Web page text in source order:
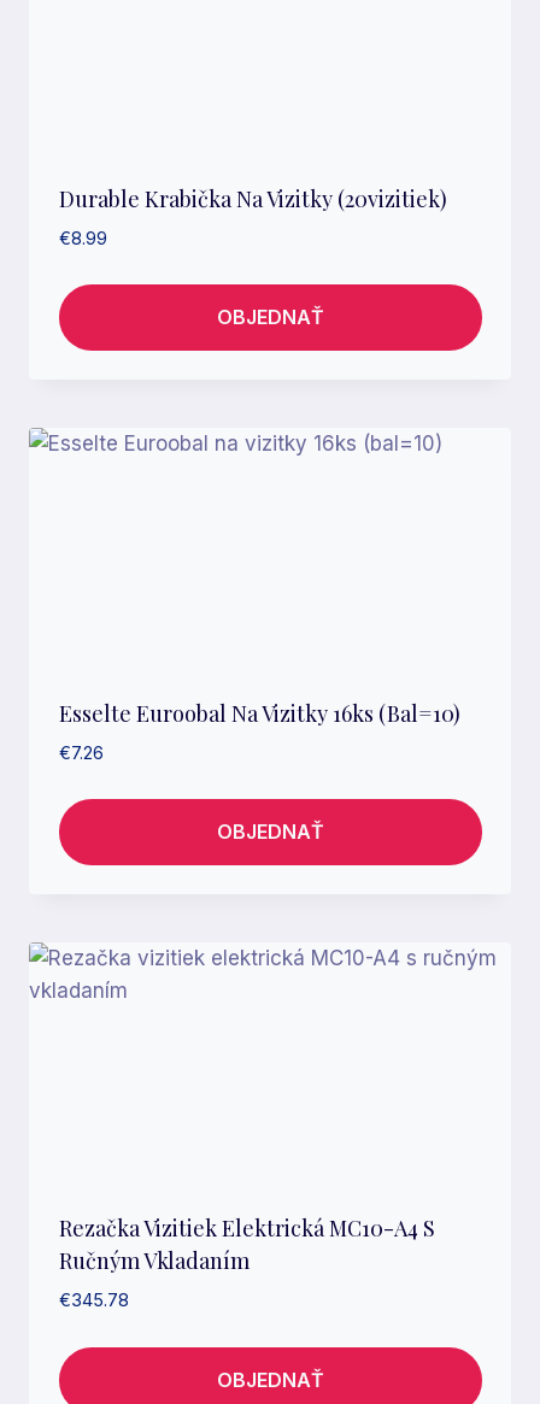
Durable Krabička Na Vizitky (20vizitiek)
€8.99
OBJEDNAŤ
Esselte Euroobal Na Vizitky 16ks (bal=10)
€7.26
OBJEDNAŤ
Rezačka Vizitiek Elektrická MC10-A4 S
Ručným Vkladaním
€345.78
OBJEDNAŤ